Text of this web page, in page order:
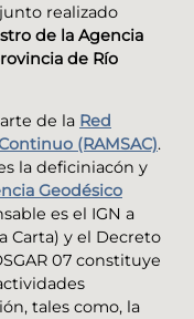
realizado
de la Agencia
de Río
de la Red
(RAMSAC).
la deficiniacón y
Geodésico
es el IGN a
Carta) y el Decreto
07 constituye
tales como, la